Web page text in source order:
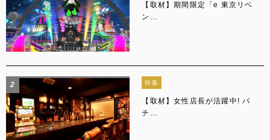
【取材】期間限定「e 東京リベ
ン...
2 特集
【取材】女性店長が活躍中! パ
チ...